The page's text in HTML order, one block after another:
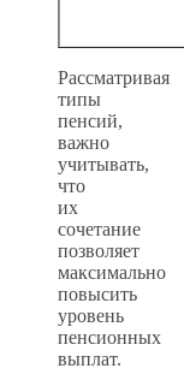
Рассматривая
типы
пенсий,
важно
учитывать,
что
их
сочетание
позволяет
максимально
повысить
уровень
пенсионных
выплат.